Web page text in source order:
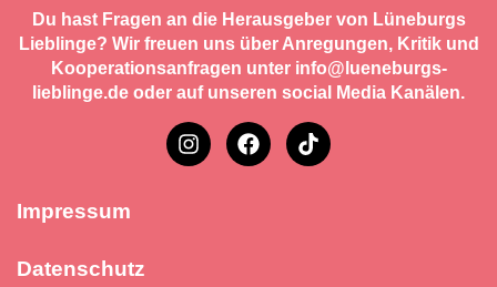
Du hast Fragen an die Herausgeber von Lüneburgs
Lieblinge? Wir freuen uns über Anregungen, Kritik und
Kooperationsanfragen unter info@lueneburgs-
lieblinge.de oder auf unseren social Media Kanälen.
Impressum
Datenschutz